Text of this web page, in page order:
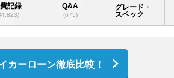
記録 Q&A
(675)
グレード・
スペック
カーローン徹底比較！